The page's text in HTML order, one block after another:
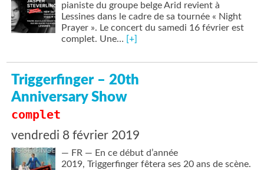
pianiste du groupe belge Arid revient à
Lessines dans le cadre de sa tournée « Night
Prayer ». Le concert du samedi 16 février est
complet. Une… [+]
Triggerfinger – 20th
Anniversary Show
complet
vendredi 8 février 2019
— FR — En ce début d’année
2019, Triggerfinger fêtera ses 20 ans de scène.